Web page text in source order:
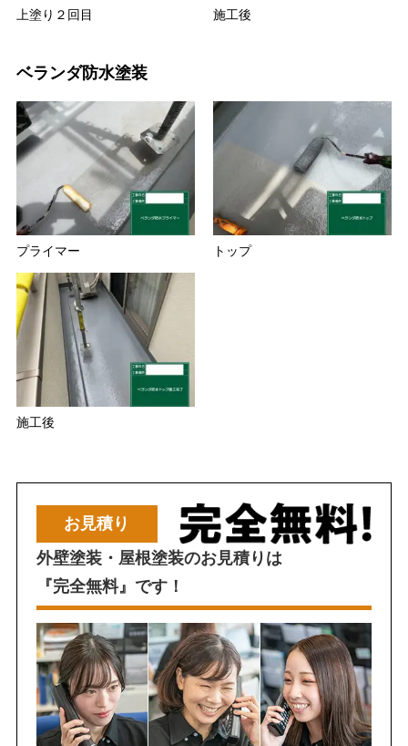
上塗り２回目 施工後
ベランダ防水塗装
プライマー トップ
施工後
お見積り
外壁塗装・屋根塗装のお見積りは
『完全無料』です！